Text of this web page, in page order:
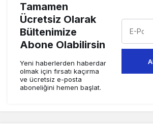
Tamamen
Ücretsiz Olarak
Bültenimize
Abone Olabilirsin
Yeni haberlerden haberdar
olmak için fırsatı kaçırma
ve ücretsiz e-posta
aboneliğini hemen başlat.